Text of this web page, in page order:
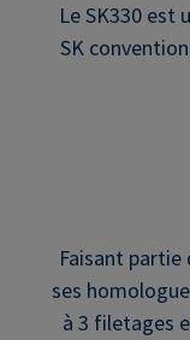
Le SK330 est
SK
Faisant partie
ses
à 3 filetages